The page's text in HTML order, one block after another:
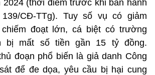
2024 (thời điểm trước khi ban hành
CĐ-TTg). Tuy số vụ có giảm
đoạt lớn, cá biệt có trường
bị mất số tiền gần 15 tỷ đồng.
đoạn phổ biến là giả danh Công
để đe dọa, yêu cầu bị hại cung